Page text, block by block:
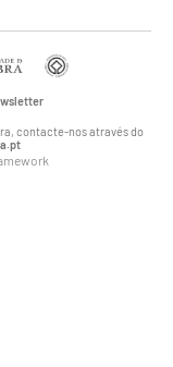
contacte-nos através do